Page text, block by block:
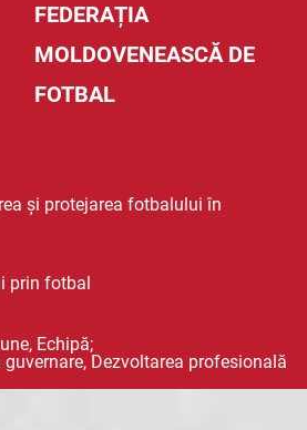
FEDERAȚIA
MOLDOVENEASCĂ DE
FOTBAL
și protejarea fotbalului în
prin fotbal
Echipă;
guvernare, Dezvoltarea profesională